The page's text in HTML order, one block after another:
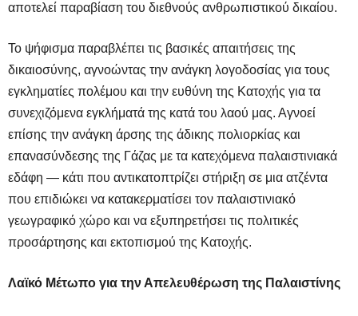
αποτελεί παραβίαση του διεθνούς ανθρωπιστικού δικαίου.
Το ψήφισμα παραβλέπει τις βασικές απαιτήσεις της
δικαιοσύνης, αγνοώντας την ανάγκη λογοδοσίας για τους
εγκληματίες πολέμου και την ευθύνη της Κατοχής για τα
συνεχιζόμενα εγκλήματά της κατά του λαού μας. Αγνοεί
επίσης την ανάγκη άρσης της άδικης πολιορκίας και
επανασύνδεσης της Γάζας με τα κατεχόμενα παλαιστινιακά
εδάφη — κάτι που αντικατοπτρίζει στήριξη σε μια ατζέντα
που επιδιώκει να κατακερματίσει τον παλαιστινιακό
γεωγραφικό χώρο και να εξυπηρετήσει τις πολιτικές
προσάρτησης και εκτοπισμού της Κατοχής.
Λαϊκό Μέτωπο για την Απελευθέρωση της Παλαιστίνης